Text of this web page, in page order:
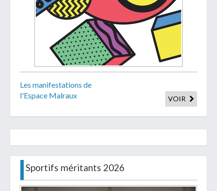
Les manifestations de
l'Espace Malraux
VOIR
Sportifs méritants 2026